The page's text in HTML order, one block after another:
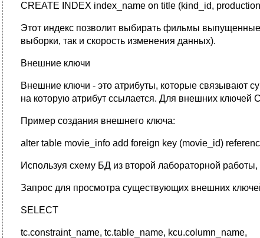
CREATE INDEX index_name on title (kind_id,
Этот индекс позволит выбирать фильмы выпущенные
выборки, так и скорость изменения данных).
Внешние ключи
Внешние ключи - это атрибуты, которые связывают
на которую атрибут ссылается. Для внешних ключей
Пример создания внешнего ключа:
alter table movie_info add foreign key (movie_id)
Используя схему БД из второй лабораторной
Запрос для просмотра существующих внешних
SELECT
tc.constraint_name, tc.table_name, kcu.column_name,